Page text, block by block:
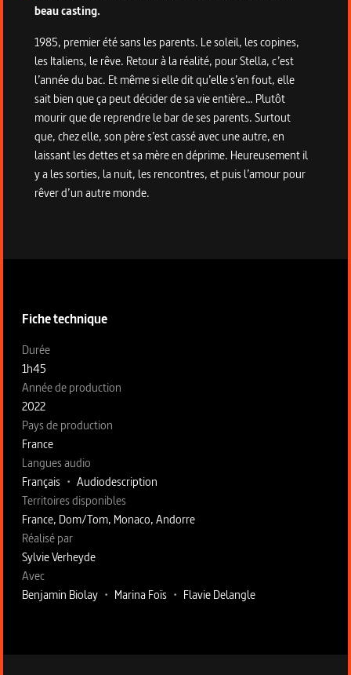
beau casting.
1985, premier été sans les parents. Le soleil, les copines,
les Italiens, le rêve. Retour à la réalité, pour Stella, c’est
l’année du bac. Et même si elle dit qu’elle s’en fout, elle
sait bien que ça peut décider de sa vie entière… Plutôt
mourir que de reprendre le bar de ses parents. Surtout
que, chez elle, son père s’est cassé avec une autre, en
laissant les dettes et sa mère en déprime. Heureusement il
y a les sorties, la nuit, les rencontres, et puis l’amour pour
rêver d’un autre monde.
Fiche technique
Fiche technique section gauche
Durée
1h45
Année de production
2022
Pays de production
France
Langues audio
Français • Audiodescription
Territoires disponibles
France, Dom/Tom, Monaco, Andorre
Fiche technique section droite
Réalisé par
Sylvie Verheyde
Avec
Benjamin Biolay • Marina Foïs • Flavie Delangle